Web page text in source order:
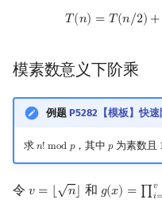
𝑇 (𝑛) = 𝑇(𝑛/2) +
T(n)=T( n/2 )+
模素数意义下阶乘
例题 P5282【模板】快
求 𝑛! mod𝑝
n! modp ，其中𝑝
p为素数且
令 𝑣 = ⌊
√
𝑛⌋
v =⌊n ⌋ 和 𝑔(𝑥) = ∏𝑣
𝑖=
g(x)= ∏i =1v(